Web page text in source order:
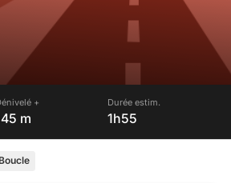
+
m
Durée estim.
1h55